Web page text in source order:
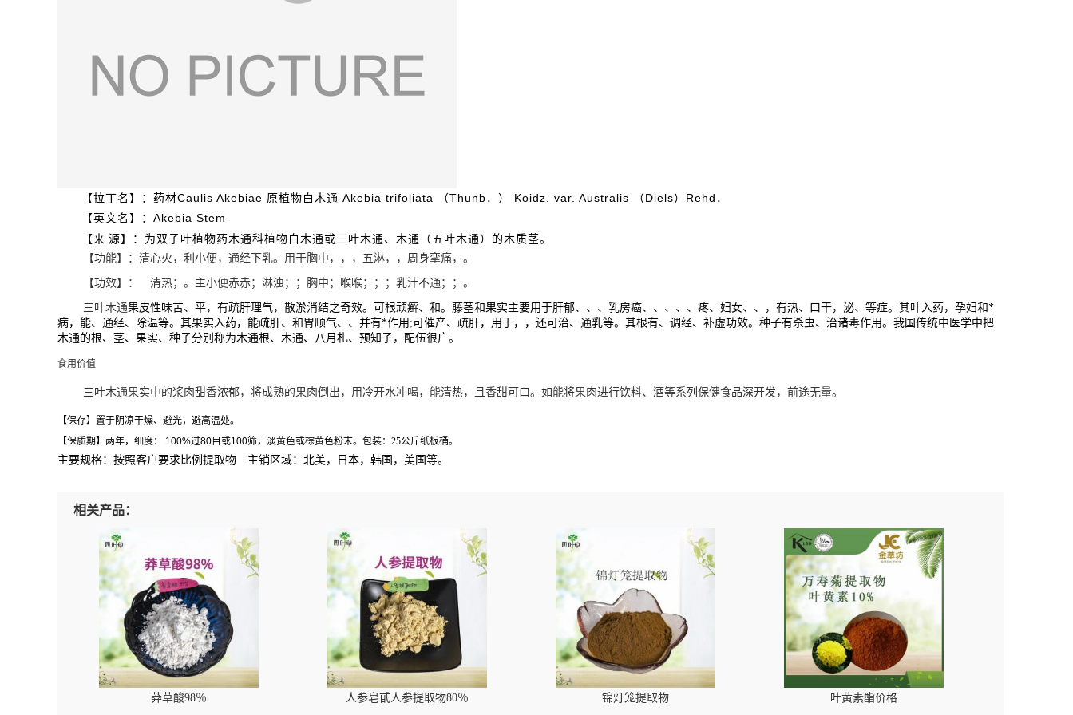
【拉丁名】：药材Caulis Akebiae 原植物白木通 Akebia trifoliata （Thunb ．） Koidz. var. Australis （ Diels） Rehd ．
【英文名】： Akebia Stem
【来 源】：为双子叶植物药木通科植物白木通或三叶木通、木通（五叶木通）的木质茎。
【功能】：清心火，利小便，通经下乳。用于胸中，，，五淋，，周身挛痛，。
【功效】： 清热；。主小便赤赤；淋浊；；胸中；喉喉； ；；乳汁不通；；。
三叶木通果皮性味苦、平，有疏肝理气，散淤消结之奇效。可根顽癣、和。藤茎和果实主要用于肝郁、、、乳房癌、、、、、疼、妇女、、，有热、口干，泌、等症。其叶入药，孕妇和*
病，能、通经、除温等。其果实入药，能疏肝、和胃顺气、、并有*作用 ; 可催产、疏肝，用于，，还可治、通乳等。其根有、调经、补虚功效。种子有杀虫、治诸毒作用。我国传统中医学中把
木通的根、茎、果实、种子分别称为木通根、木通、八月札、预知子，配伍很广。
食用价值
三叶木通果实中的浆肉甜香浓郁，将成熟的果肉倒出，用冷开水冲喝，能清热，且香甜可口。如能将果肉进行饮料、酒等系列保健食品深开发，前途无量。
【保存】置于阴凉干燥、避光，避高温处。
【保质期】两年，细度：
100%过80目或100筛，淡黄色或棕黄色粉末。包装： 25公斤纸板桶。
主要规格：按照客户要求比例提取物 主销区域：北美，日本，韩国，美国等。
相关产品：
莽草酸98％ 人参皂甙人参提取物80％ 锦灯笼提取物 叶黄素酯价格